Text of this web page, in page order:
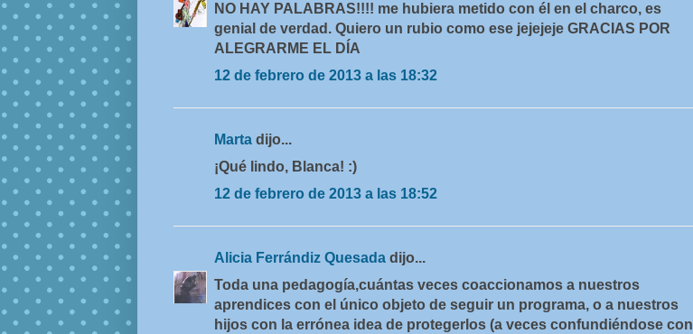
NO HAY PALABRAS!!!! me hubiera metido con él en el charco, es
genial de verdad. Quiero un rubio como ese jejejeje GRACIAS POR
ALEGRARME EL DÍA
12 de febrero de 2013 a las 18:32
Marta dijo...
¡Qué lindo, Blanca! :)
12 de febrero de 2013 a las 18:52
Alicia Ferrándiz Quesada dijo...
Toda una pedagogía,cuántas veces coaccionamos a nuestros
aprendices con el único objeto de seguir un programa, o a nuestros
hijos con la errónea idea de protegerlos (a veces confundiéndose con